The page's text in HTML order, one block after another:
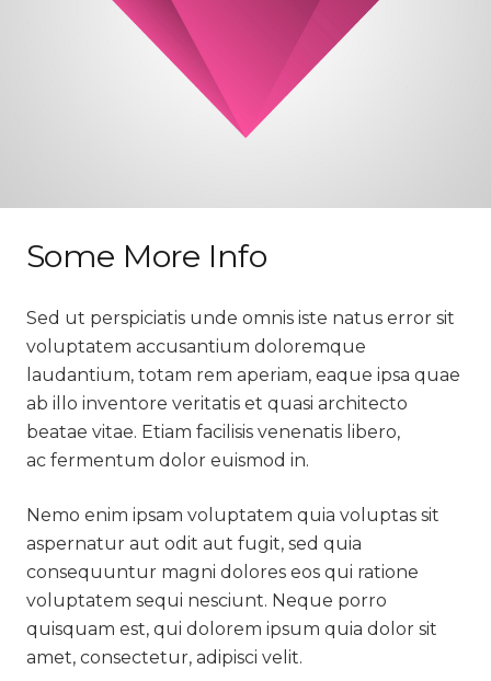
Some More Info
Sed ut perspiciatis unde omnis iste natus error sit
voluptatem accusantium doloremque
laudantium, totam rem aperiam, eaque ipsa quae
ab illo inventore veritatis et quasi architecto
beatae vitae. Etiam facilisis venenatis libero,
ac fermentum dolor euismod in.
Nemo enim ipsam voluptatem quia voluptas sit
aspernatur aut odit aut fugit, sed quia
consequuntur magni dolores eos qui ratione
voluptatem sequi nesciunt. Neque porro
quisquam est, qui dolorem ipsum quia dolor sit
amet, consectetur, adipisci velit.